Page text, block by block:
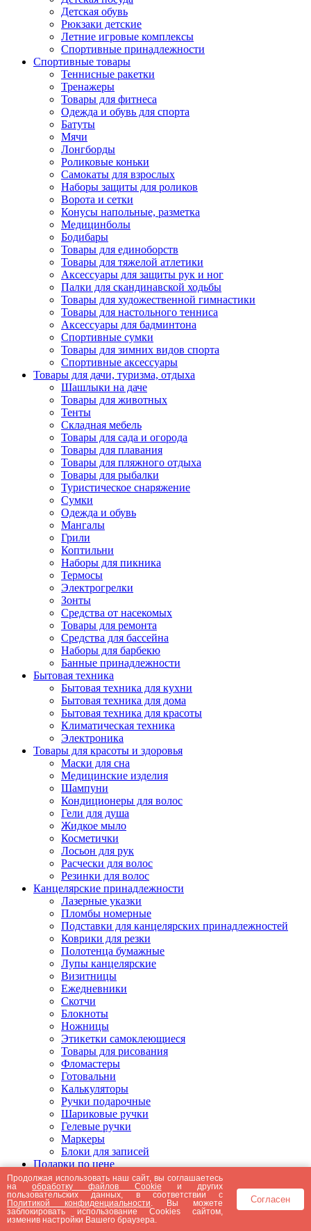
Детская обувь
Рюкзаки детские
Летние игровые комплексы
Спортивные принадлежности
Спортивные товары
Теннисные ракетки
Тренажеры
Товары для фитнеса
Одежда и обувь для спорта
Батуты
Мячи
Лонгборды
Роликовые коньки
Самокаты для взрослых
Наборы защиты для роликов
Ворота и сетки
Конусы напольные, разметка
Медицинболы
Бодибары
Товары для единоборств
Товары для тяжелой атлетики
Аксессуары для защиты рук и ног
Палки для скандинавской ходьбы
Товары для художественной гимнастики
Товары для настольного тенниса
Аксессуары для бадминтона
Спортивные сумки
Товары для зимних видов спорта
Спортивные аксессуары
Товары для дачи, туризма, отдыха
Шашлыки на даче
Товары для животных
Тенты
Складная мебель
Товары для сада и огорода
Товары для плавания
Товары для пляжного отдыха
Товары для рыбалки
Туристическое снаряжение
Сумки
Одежда и обувь
Мангалы
Грили
Коптильни
Наборы для пикника
Термосы
Электрогрелки
Зонты
Средства от насекомых
Товары для ремонта
Средства для бассейна
Наборы для барбекю
Банные принадлежности
Бытовая техника
Бытовая техника для кухни
Бытовая техника для дома
Бытовая техника для красоты
Климатическая техника
Электроника
Товары для красоты и здоровья
Маски для сна
Медицинские изделия
Шампуни
Кондиционеры для волос
Гели для душа
Жидкое мыло
Косметички
Лосьон для рук
Расчески для волос
Резинки для волос
Канцелярские принадлежности
Лазерные указки
Пломбы номерные
Подставки для канцелярских принадлежностей
Коврики для резки
Полотенца бумажные
Лупы канцелярские
Визитницы
Ежедневники
Скотчи
Блокноты
Ножницы
Этикетки самоклеющиеся
Товары для рисования
Фломастеры
Готовальни
Калькуляторы
Ручки подарочные
Шариковые ручки
Гелевые ручки
Маркеры
Блоки для записей
Подарки по цене
Подарки от 5000 рублей
Подарки до 5000 рублей
Подарки до 3000 рублей
Подарки до 2000 рублей
Подарки до 1000 рублей
Продолжая использовать наш сайт, вы соглашаетесь
наобработку файлов Cookie и других
пользовательских данных, в соответствии с
Политикой конфиденциальности . Вы можете
заблокировать использование Cookies сайтом,
изменив настройки Вашего браузера.
Согласен